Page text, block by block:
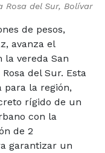
Rosa del Sur, Bolívar
de pesos,
avanza el
la vereda San
del Sur. Esta
para la región,
rígido de un
con la
de 2
garantizar un